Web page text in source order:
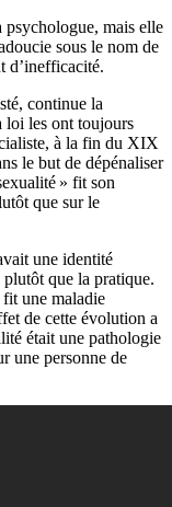
psychologue, mais elle
sous le nom de
d’inefficacité.
continue la
loi les ont toujours
à la fin du XIX
le but de dépénaliser
» fit son
que sur le
une identité
que la pratique.
fit une maladie
de cette évolution a
était une pathologie
une personne de